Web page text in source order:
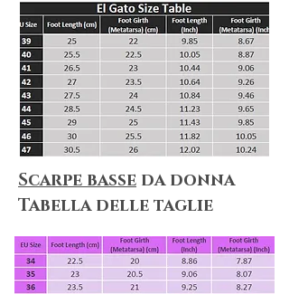
Scarpe basse da donna
​Tabella delle taglie